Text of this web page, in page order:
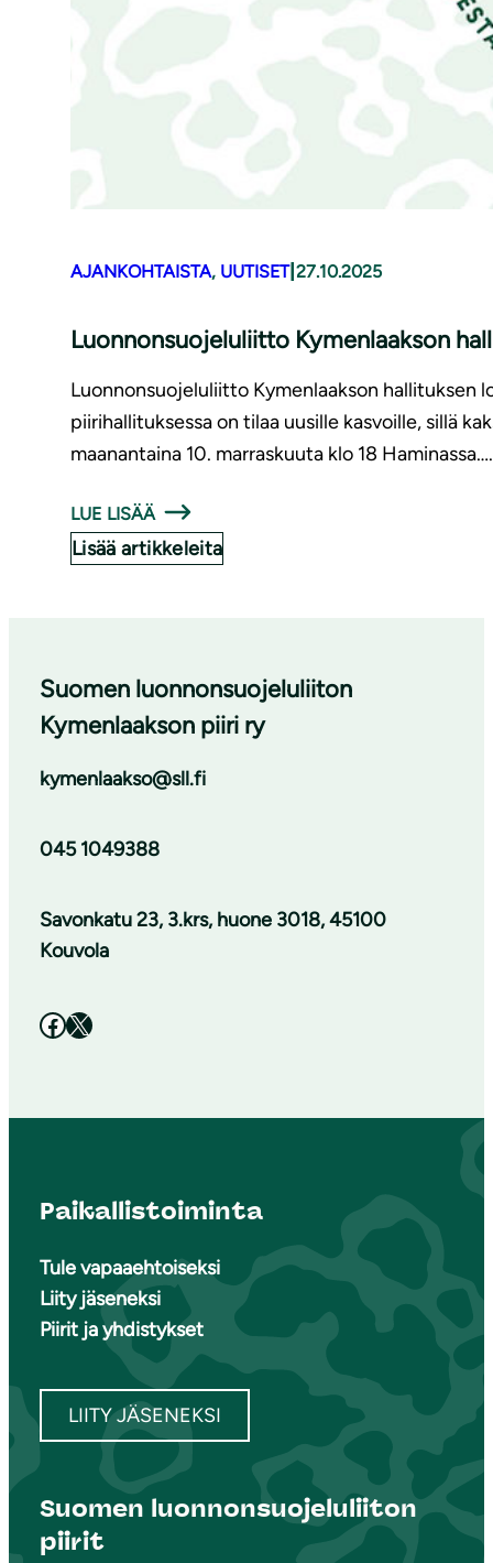
AJANKOHTAISTA, UUTISET| 27.10.2025
Luonnonsuojeluliitto Kymenlaakson
Luonnonsuojeluliitto Kymenlaakson hallituksen
piirihallituksessa on tilaa uusille kasvoille, sillä
maanantaina 10. marraskuuta klo 18 Haminassa….
LUE LISÄÄ
Lisää artikkeleita
Suomen luonnonsuojeluliiton
Kymenlaakson piiri ry
kymenlaakso@sll.fi
045 1049388
Savonkatu 23, 3.krs, huone 3018, 45100
Kouvola
Facebook X
Paikallistoiminta
Tule vapaaehtoiseksi
Liity jäseneksi
Piirit ja yhdistykset
LIITY JÄSENEKSI
Suomen luonnonsuojeluliiton
piirit